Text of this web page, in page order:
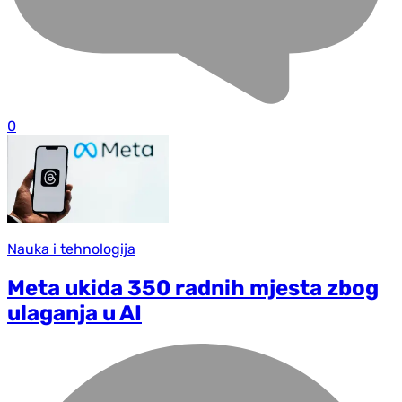
0
Nauka i tehnologija
Meta ukida 350 radnih mjesta zbog
ulaganja u AI